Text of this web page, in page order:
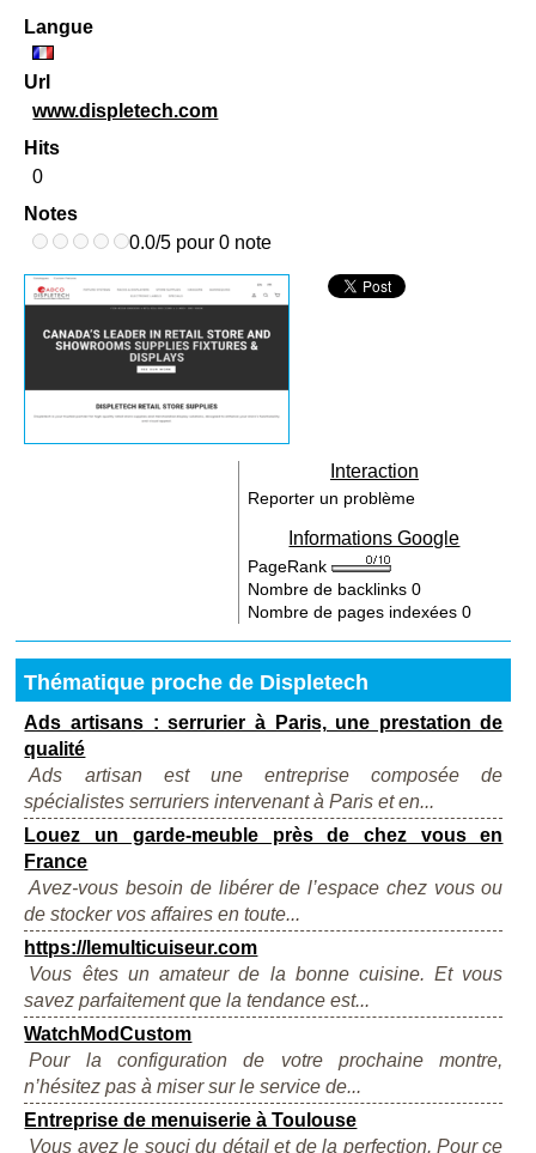
Langue
Url
www.displetech.com
Hits
0
Notes
0.0/5 pour 0 note
Interaction
Reporter un problème
Informations Google
PageRank
Nombre de backlinks0
Nombre de pages indexées0
Thématique proche de Displetech
Ads artisans : serrurier à Paris, une prestation de
qualité
Ads artisan est une entreprise composée de
spécialistes serruriers intervenant à Paris et en...
Louez un garde-meuble près de chez vous en
France
Avez-vous besoin de libérer de l’espace chez vous ou
de stocker vos affaires en toute...
https://lemulticuiseur.com
Vous êtes un amateur de la bonne cuisine. Et vous
savez parfaitement que la tendance est...
WatchModCustom
Pour la configuration de votre prochaine montre,
n’hésitez pas à miser sur le service de...
Entreprise de menuiserie à Toulouse
Vous avez le souci du détail et de la perfection. Pour ce